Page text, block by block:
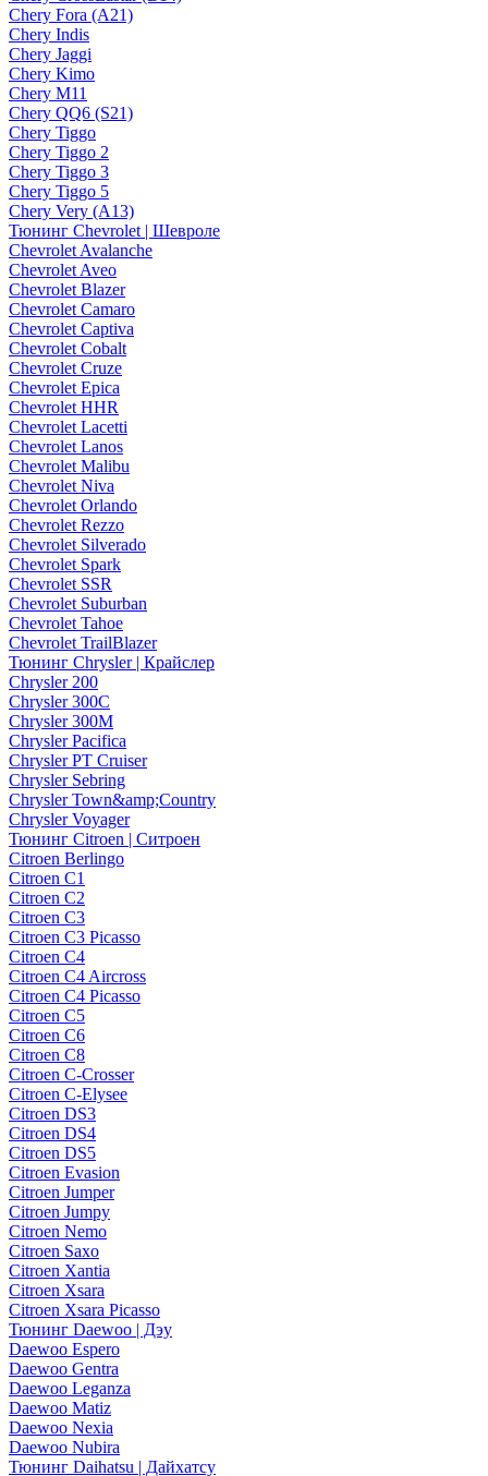
Chery Fora (A21)
Chery Indis
Chery Jaggi
Chery Kimo
Chery M11
Chery QQ6 (S21)
Chery Tiggo
Chery Tiggo 2
Chery Tiggo 3
Chery Tiggo 5
Chery Very (A13)
Тюнинг Chevrolet | Шевроле
Chevrolet Avalanche
Chevrolet Aveo
Chevrolet Blazer
Chevrolet Camaro
Chevrolet Captiva
Chevrolet Cobalt
Chevrolet Cruze
Chevrolet Epica
Chevrolet HHR
Chevrolet Lacetti
Chevrolet Lanos
Chevrolet Malibu
Chevrolet Niva
Chevrolet Orlando
Chevrolet Rezzo
Chevrolet Silverado
Chevrolet Spark
Chevrolet SSR
Chevrolet Suburban
Chevrolet Tahoe
Chevrolet TrailBlazer
Тюнинг Chrysler | Крайслер
Chrysler 200
Chrysler 300C
Chrysler 300M
Chrysler Pacifica
Chrysler PT Cruiser
Chrysler Sebring
Chrysler Town&amp;Country
Chrysler Voyager
Тюнинг Citroen | Ситроен
Citroen Berlingo
Citroen C1
Citroen C2
Citroen C3
Citroen C3 Picasso
Citroen C4
Citroen C4 Aircross
Citroen C4 Picasso
Citroen C5
Citroen C6
Citroen C8
Citroen C-Crosser
Citroen C-Elysee
Citroen DS3
Citroen DS4
Citroen DS5
Citroen Evasion
Citroen Jumper
Citroen Jumpy
Citroen Nemo
Citroen Saxo
Citroen Xantia
Citroen Xsara
Citroen Xsara Picasso
Тюнинг Daewoo | Дэу
Daewoo Espero
Daewoo Gentra
Daewoo Leganza
Daewoo Matiz
Daewoo Nexia
Daewoo Nubira
Тюнинг Daihatsu | Дайхатсу